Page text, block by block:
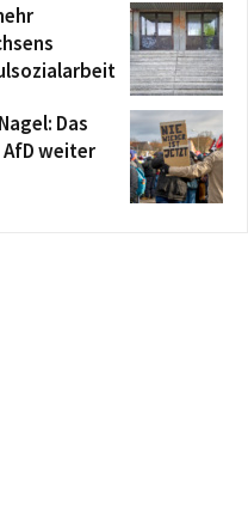
Das
weiter